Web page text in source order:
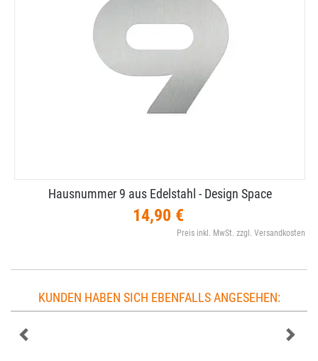
Hausnummer 9 aus Edelstahl - Design Space
14,90 €
Preis inkl. MwSt. zzgl. Versandkosten
KUNDEN HABEN SICH EBENFALLS ANGESEHEN: